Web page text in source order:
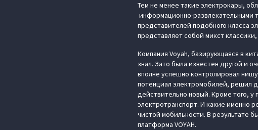
Тем не менее такие электрокары,
информационно-развлекательными
представителей подобного класса
представляет собой микст
Компания Voyah, базирующаяся в
знал. Зато была известен другой и
вполне успешно контролировал
потенциал электромобилей, решил
действительно новый. Кроме того, у
электротранспорт. И какие именно
чистой мобильности. В результате
платформа VOYAH.